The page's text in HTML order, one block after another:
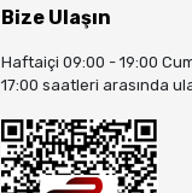
Bize Ulaşın
Haftaiçi 09:00 - 19:00
17:00 saatleri arasında